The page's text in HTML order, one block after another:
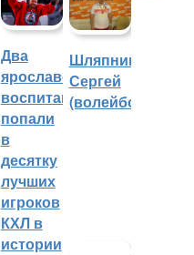
Два
ярославских
воспитанника
попали
в
десятку
лучших
игроков
КХЛ в
истории
Шляпников
Сергей
(волейбол)